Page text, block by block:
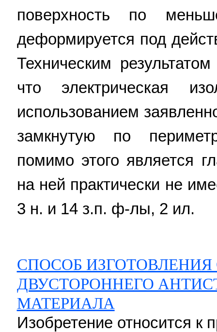
поверхность по
деформируется под
Техническим
что электрическая
использованием
замкнутую по
помимо этого является
на ней практически не
3 н. и 14 з.п. ф-лы, 2 ил.
СПОСОБ
ДВУСТОРОННЕГО
МАТЕРИАЛА
Изобретение относится к